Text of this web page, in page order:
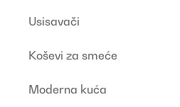
Usisavači
Koševi za smeće
Moderna kuća